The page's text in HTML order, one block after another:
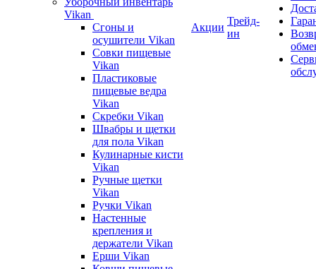
Vikan
Сгоны и
осушители Vikan
Совки пищевые
Vikan
Пластиковые
пищевые ведра
Vikan
Скребки Vikan
Швабры и щетки
для пола Vikan
Кулинарные кисти
Vikan
Ручные щетки
Vikan
Ручки Vikan
Настенные
крепления и
держатели Vikan
Ерши Vikan
Акции
Трейд-
ин